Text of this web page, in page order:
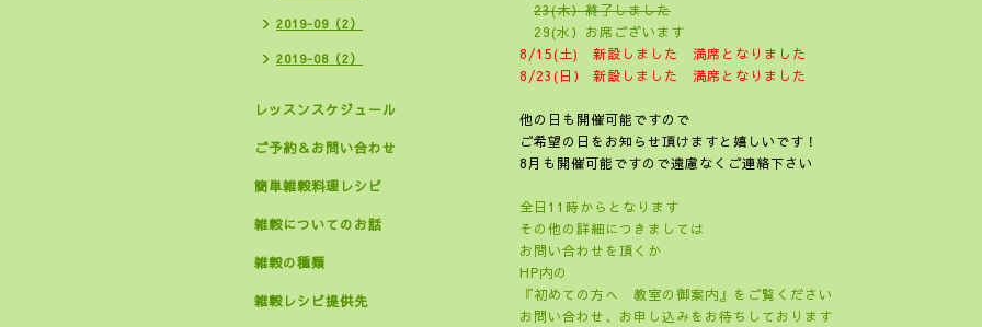
23(木）終了しました
29(水）お席ございます
8/15(土) 新設しました 満席となりました
8/23(日） 新設しました 満席となりました
他の日も開催可能ですので
ご希望の日をお知らせ頂けますと嬉しいです！
8月も開催可能ですので遠慮なくご連絡下さい
全日11時からとなります
その他の詳細につきましては
お問い合わせを頂くか
HP内の
『初めての方へ 教室の御案内』をご覧ください
お問い合わせ、お申し込みをお待ちしております
2019-09（2）
2019-08（2）
レッスンスケジュール
ご予約＆お問い合わせ
簡単雑穀料理レシピ
雑穀についてのお話
雑穀の種類
雑穀レシピ提供先